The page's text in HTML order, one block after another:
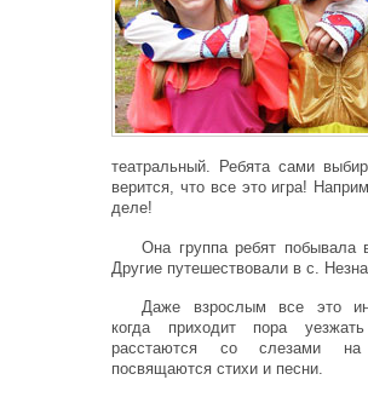
театральный. Ребята сами
верится, что все это игра!
деле!
Она группа ребят побывала
Другие путешествовали в с.
Даже взрослым все это
когда приходит пора
расстаются со слезами
посвящаются стихи и песни.